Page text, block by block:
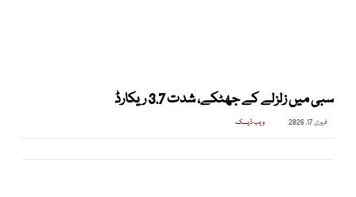
سبی میں زلزلے کے جھٹکے، شدت 3.7 ریکارڈ
فروری 17, 2026 ویب ڈیسک